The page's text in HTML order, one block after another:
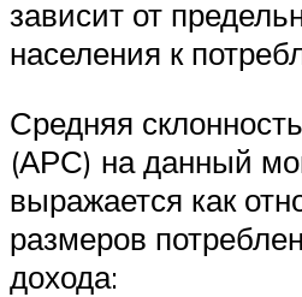
зависит от
населения к
Средняя
(АРС) на данный
выражается как
размеров
дохода: